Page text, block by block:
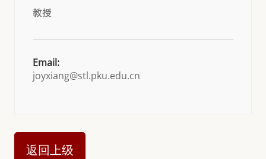
教授
Email:
joyxiang@stl.pku.edu.cn
返回上级